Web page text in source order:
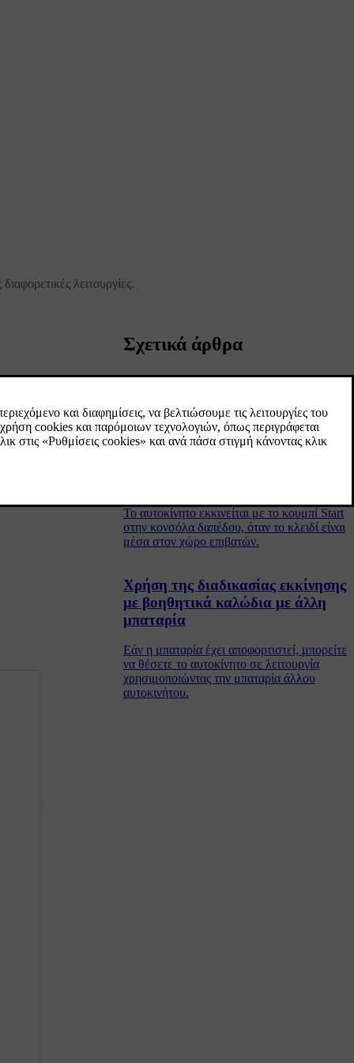
λειτουργίες.
Σχετικά άρθρα
Το τιμόνι μπορεί να ρυθμιστεί σε διάφορες
θέσεις.
Το αυτοκίνητο εκκινείται με το κουμπί Start
στην κονσόλα δαπέδου, όταν το κλειδί είναι
μέσα στον χώρο επιβατών.
Χρήση της διαδικασίας εκκίνησης
με βοηθητικά καλώδια με άλλη
μπαταρία
Εάν η μπαταρία έχει αποφορτιστεί, μπορείτε
να θέσετε το αυτοκίνητο σε λειτουργία
χρησιμοποιώντας την μπαταρία άλλου
αυτοκινήτου.